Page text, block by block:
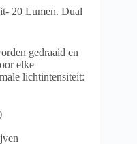
20 Lumen. Dual
gedraaid en
elke
lichtintensiteit: